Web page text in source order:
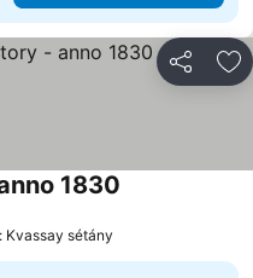
1830
Kvassay sétány